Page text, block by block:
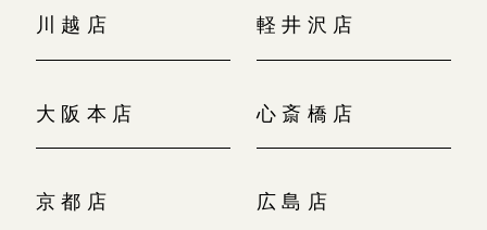
川越店 軽井沢店
大阪本店 心斎橋店
京都店 広島店